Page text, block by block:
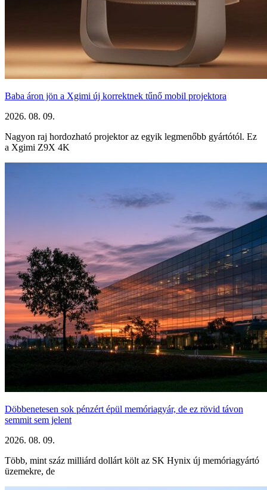
Baba áron jön a Xgimi új korrektnek tűnő mobil projektora
2026. 08. 09.
Nagyon raj hordozható projektor az egyik legmenőbb gyártótól. Ez
a Xgimi Z9X 4K
Döbbenetesen sok pénzért épül memóriagyár, de ez rövid távon
semmit sem jelent
2026. 08. 09.
Több, mint száz milliárd dollárt költ az SK Hynix új memóriagyártó
üzemekre, de